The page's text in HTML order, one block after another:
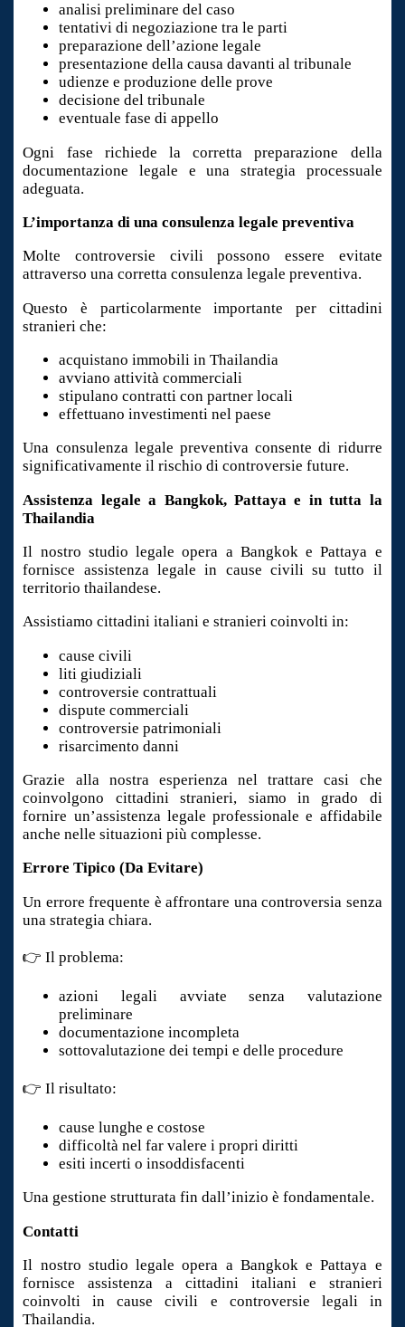
analisi preliminare del caso
tentativi di negoziazione tra le parti
preparazione dell’azione legale
presentazione della causa davanti al tribunale
udienze e produzione delle prove
decisione del tribunale
eventuale fase di appello
Ogni fase richiede la corretta preparazione della
documentazione legale e una strategia processuale
adeguata.
L’importanza di una consulenza legale preventiva
Molte controversie civili possono essere evitate
attraverso una corretta consulenza legale preventiva.
Questo è particolarmente importante per cittadini
stranieri che:
acquistano immobili in Thailandia
avviano attività commerciali
stipulano contratti con partner locali
effettuano investimenti nel paese
Una consulenza legale preventiva consente di ridurre
significativamente il rischio di controversie future.
Assistenza legale a Bangkok, Pattaya e in tutta la
Thailandia
Il nostro studio legale opera a Bangkok e Pattaya e
fornisce assistenza legale in cause civili su tutto il
territorio thailandese.
Assistiamo cittadini italiani e stranieri coinvolti in:
cause civili
liti giudiziali
controversie contrattuali
dispute commerciali
controversie patrimoniali
risarcimento danni
Grazie alla nostra esperienza nel trattare casi che
coinvolgono cittadini stranieri, siamo in grado di
fornire un’assistenza legale professionale e affidabile
anche nelle situazioni più complesse.
Errore Tipico (Da Evitare)
Un errore frequente è affrontare una controversia senza
una strategia chiara.
👉 Il problema:
azioni legali avviate senza valutazione
preliminare
documentazione incompleta
sottovalutazione dei tempi e delle procedure
👉 Il risultato:
cause lunghe e costose
difficoltà nel far valere i propri diritti
esiti incerti o insoddisfacenti
Una gestione strutturata fin dall’inizio è fondamentale.
Contatti
Il nostro studio legale opera a Bangkok e Pattaya e
fornisce assistenza a cittadini italiani e stranieri
coinvolti in cause civili e controversie legali in
Thailandia.